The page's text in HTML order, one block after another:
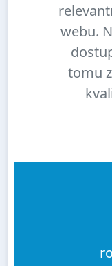
webu.
tomu